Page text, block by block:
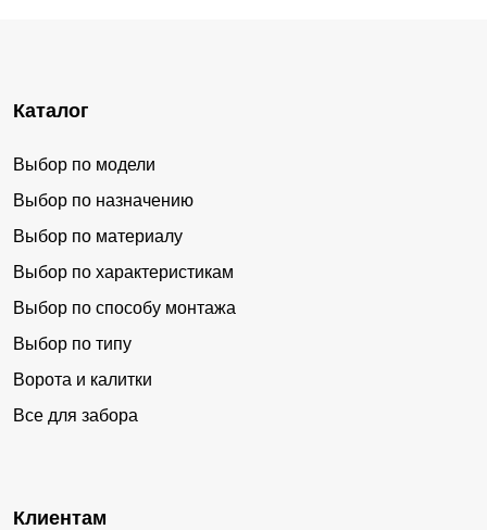
Каталог
Выбор по модели
Выбор по назначению
Выбор по материалу
Выбор по характеристикам
Выбор по способу монтажа
Выбор по типу
Ворота и калитки
Все для забора
Клиентам